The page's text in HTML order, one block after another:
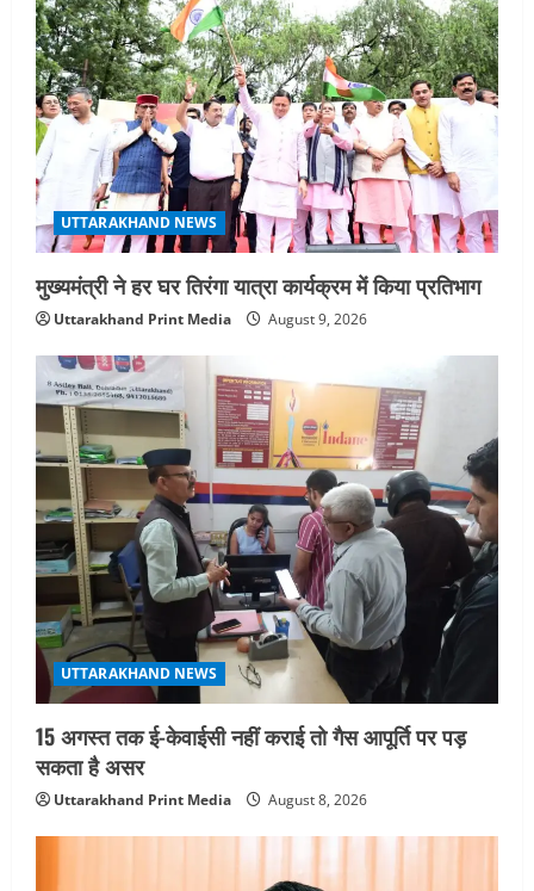
g
a
t
i
o
n
UTTARAKHAND NEWS
मुख्यमंत्री ने हर घर तिरंगा यात्रा कार्यक्रम में किया प्रतिभाग
Uttarakhand Print Media August 9, 2026
UTTARAKHAND NEWS
15 अगस्त तक ई-केवाईसी नहीं कराई तो गैस आपूर्ति पर पड़
सकता है असर
Uttarakhand Print Media August 8, 2026